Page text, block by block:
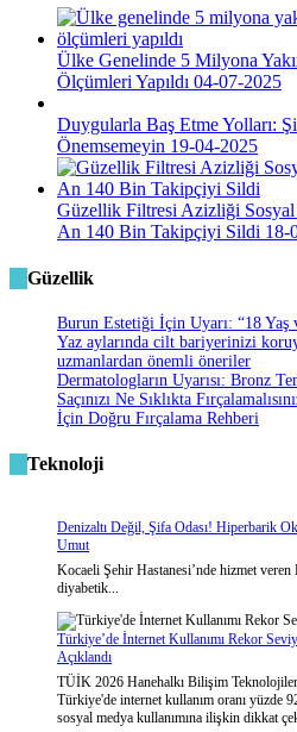
Ülke Genelinde 5 Milyona
Ölçümleri Yapıldı 04-07-2025
Duygularla Baş Etme Yolları:
Önemsemeyin 19-04-2025
Güzellik Filtresi Azizliği Sosyal
An 140 Bin Takipçiyi Sildi 18-
Güzellik
Burun Estetiği İçin Uyarı: “18 Yaş
Yaz aylarında cilt bariyerinizi
uzmanlardan önemli öneriler
Dermatologların Uyarısı: Bronz
Saçınızı Ne Sıklıkta
İçin Doğru Fırçalama Rehberi
Teknoloji
Denizaltı Değil, Şifa Odası! Hiperbarik
Umut
Kocaeli Şehir Hastanesi’nde hizmet
diyabetik...
Türkiye’de İnternet Kullanımı Rekor
Açıklandı
TÜİK 2026 Hanehalkı Bilişim
Türkiye'de internet kullanım oranı yüzde
sosyal medya kullanımına ilişkin dikkat